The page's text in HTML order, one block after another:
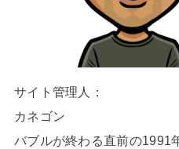
サイト管理人：
カネゴン
バブルが終わる直前の1991